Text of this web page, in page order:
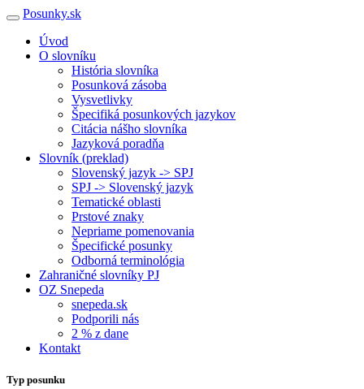
Posunky.sk
Úvod
O slovníku
História slovníka
Posunková zásoba
Vysvetlivky
Špecifiká posunkových jazykov
Citácia nášho slovníka
Jazyková poradňa
Slovník (preklad)
Slovenský jazyk -> SPJ
SPJ -> Slovenský jazyk
Tematické oblasti
Prstové znaky
Nepriame pomenovania
Špecifické posunky
Odborná terminológia
Zahraničné slovníky PJ
OZ Snepeda
snepeda.sk
Podporili nás
2 % z dane
Kontakt
Typ posunku